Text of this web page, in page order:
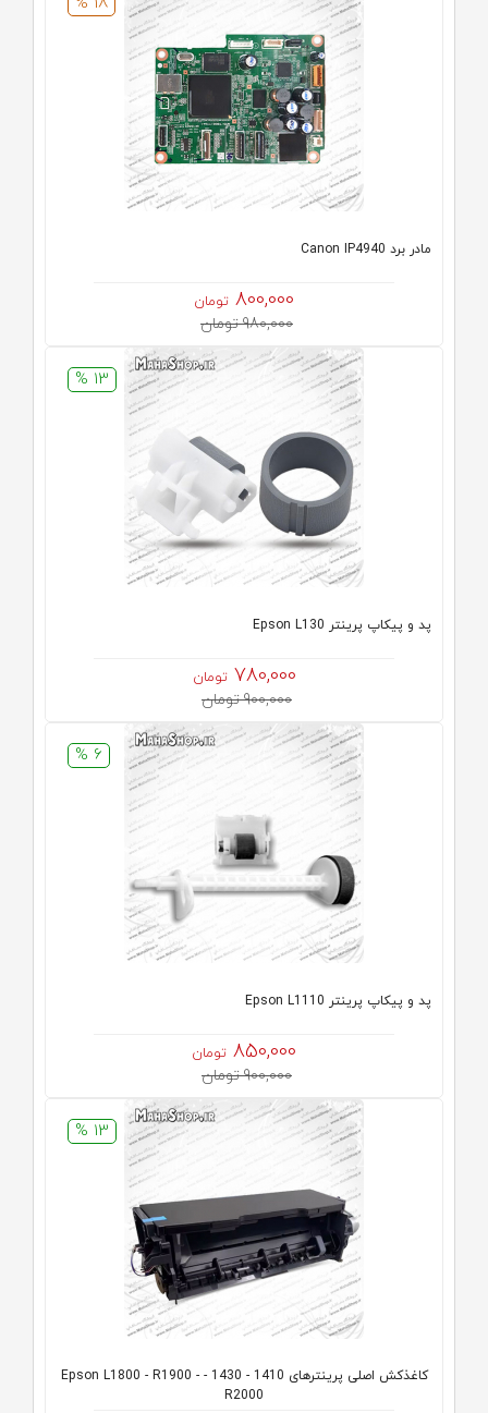
مادر برد Canon IP4940
800,000 تومان
980,000 تومان
13 %
پد و پیکاپ پرینتر Epson L130
780,000 تومان
900,000 تومان
6 %
پد و پیکاپ پرینتر Epson L1110
850,000 تومان
900,000 تومان
13 %
کاغذکش اصلی پرینترهای 1410 - 1430 - Epson L1800 - R1900 -
R2000